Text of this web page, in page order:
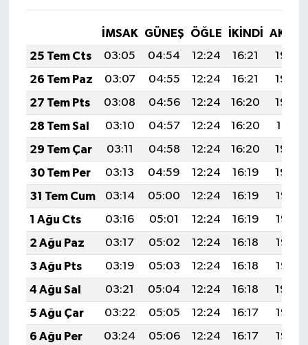
İMSAK GÜNEŞ ÖĞLE İKINDI
25 Tem Cts
03:05 04:54 12:24 16:21
19:44
26 Tem Paz
03:07 04:55 12:24 16:21
19:43
27 Tem Pts
03:08 04:56 12:24 16:20
19:42
28 Tem Sal
03:10 04:57 12:24 16:20
19:41
29 Tem Çar
03:11 04:58 12:24 16:20
19:40
30 Tem Per
03:13 04:59 12:24 16:19
19:39
31 Tem Cum
03:14 05:00 12:24 16:19
19:38
1 Ağu Cts
03:16 05:01 12:24 16:19
19:37
2 Ağu Paz
03:17 05:02 12:24 16:18
19:36
3 Ağu Pts
03:19 05:03 12:24 16:18
19:35
4 Ağu Sal
03:21 05:04 12:24 16:18
19:34
5 Ağu Çar
03:22 05:05 12:24 16:17
19:33
6 Ağu Per
03:24 05:06 12:24 16:17 19:32